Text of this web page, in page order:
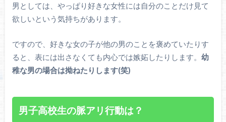
男としては、やっぱり好きな女性には自分のことだけ見て
欲しいという気持ちがあります。
ですので、好きな女の子が他の男のことを褒めていたりす
ると、表には出さなくても内心では嫉妬したりします。 幼
稚な男の場合は拗ねたりします(笑)
男子高校生の脈アリ行動は？